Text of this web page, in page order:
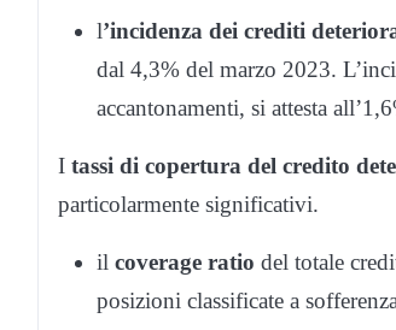
l’incidenza dei crediti
dal 4,3% del marzo 2023.
accantonamenti, si attesta
I tassi di copertura del credito
particolarmente significativi.
il coverage ratio del totale
posizioni classificate a